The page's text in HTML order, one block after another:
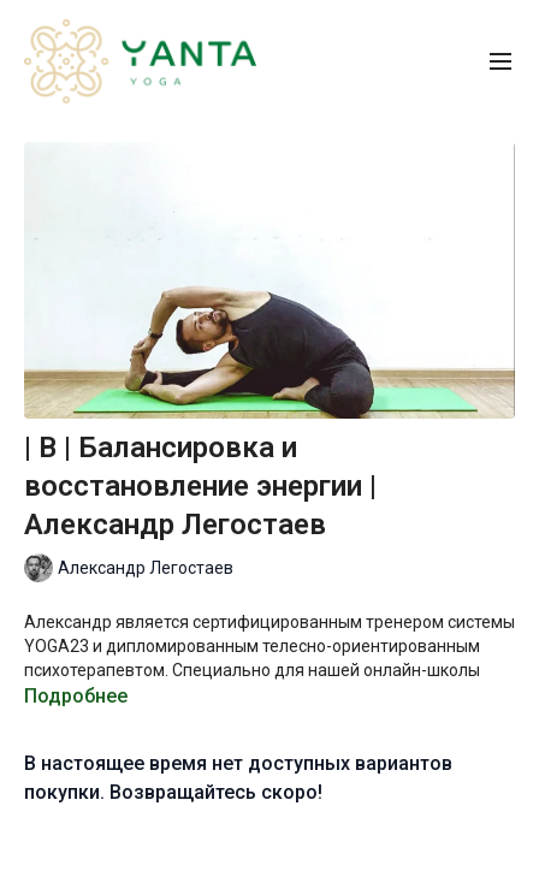
| B | Балансировка и
восстановление энергии |
Александр Легостаев
Александр Легостаев
Александр является сертифицированным тренером системы
YOGA23 и дипломированным телесно-ориентированным
психотерапевтом. Специально для нашей онлайн-школы
Александр записал видеоурок, который поможет привести в
Занятие состоит из 6 коротких динамико-статических сетов
Подробнее
В настоящее время нет доступных вариантов
покупки. Возвращайтесь скоро!